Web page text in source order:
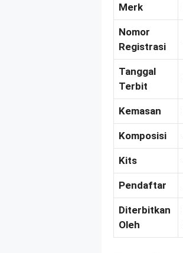
Merk
Nomor
Registrasi
Tanggal
Terbit
Kemasan
Komposisi
Kits
Pendaftar
Diterbitkan
Oleh